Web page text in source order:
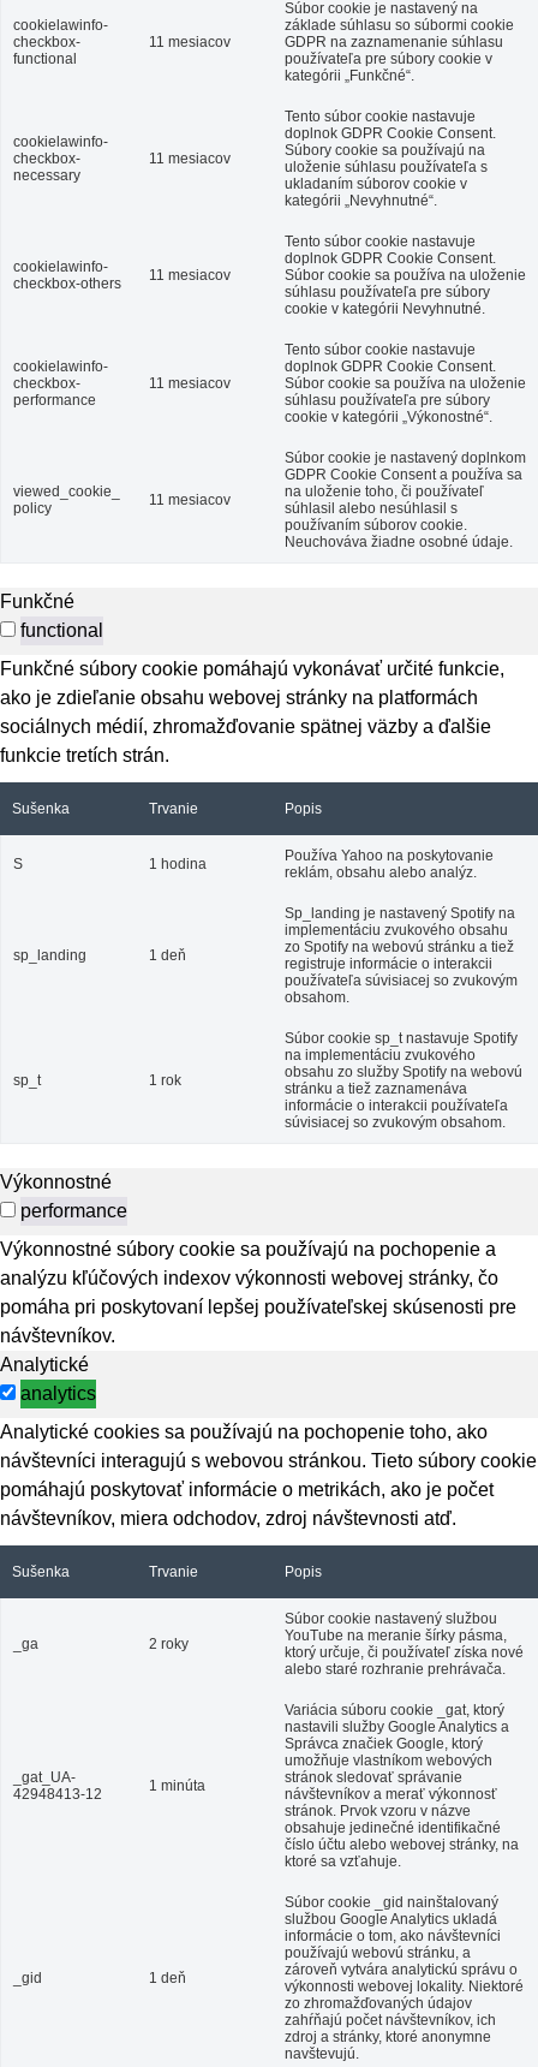
cookielawinfo-
checkbox-
functional
11 mesiacov
Súbor cookie je nastavený na
základe súhlasu so súbormi cookie
GDPR na zaznamenanie súhlasu
používateľa pre súbory cookie v
kategórii „Funkčné“.
cookielawinfo-
checkbox-
necessary
11 mesiacov
Tento súbor cookie nastavuje
doplnok GDPR Cookie Consent.
Súbory cookie sa používajú na
uloženie súhlasu používateľa s
ukladaním súborov cookie v
kategórii „Nevyhnutné“.
cookielawinfo-
checkbox-others
11 mesiacov
Tento súbor cookie nastavuje
doplnok GDPR Cookie Consent.
Súbor cookie sa používa na uloženie
súhlasu používateľa pre súbory
cookie v kategórii Nevyhnutné.
cookielawinfo-
checkbox-
performance
11 mesiacov
Tento súbor cookie nastavuje
doplnok GDPR Cookie Consent.
Súbor cookie sa používa na uloženie
súhlasu používateľa pre súbory
cookie v kategórii „Výkonostné“.
viewed_cookie_
policy
11 mesiacov
Súbor cookie je nastavený doplnkom
GDPR Cookie Consent a používa sa
na uloženie toho, či používateľ
súhlasil alebo nesúhlasil s
používaním súborov cookie.
Neuchováva žiadne osobné údaje.
Funkčné
functional
Funkčné súbory cookie pomáhajú vykonávať určité funkcie,
ako je zdieľanie obsahu webovej stránky na platformách
sociálnych médií, zhromažďovanie spätnej väzby a ďalšie
funkcie tretích strán.
Sušenka Trvanie Popis
S 1 hodina
Používa Yahoo na poskytovanie
reklám, obsahu alebo analýz.
sp_landing 1 deň
Sp_landing je nastavený Spotify na
implementáciu zvukového obsahu
zo Spotify na webovú stránku a tiež
registruje informácie o interakcii
používateľa súvisiacej so zvukovým
obsahom.
sp_t 1 rok
Súbor cookie sp_t nastavuje Spotify
na implementáciu zvukového
obsahu zo služby Spotify na webovú
stránku a tiež zaznamenáva
informácie o interakcii používateľa
súvisiacej so zvukovým obsahom.
Výkonnostné
performance
Výkonnostné súbory cookie sa používajú na pochopenie a
analýzu kľúčových indexov výkonnosti webovej stránky, čo
pomáha pri poskytovaní lepšej používateľskej skúsenosti pre
návštevníkov.
Analytické
analytics
Analytické cookies sa používajú na pochopenie toho, ako
návštevníci interagujú s webovou stránkou. Tieto súbory cookie
pomáhajú poskytovať informácie o metrikách, ako je počet
návštevníkov, miera odchodov, zdroj návštevnosti atď.
Sušenka Trvanie Popis
_ga 2 roky
Súbor cookie nastavený službou
YouTube na meranie šírky pásma,
ktorý určuje, či používateľ získa nové
alebo staré rozhranie prehrávača.
_gat_UA-
42948413-12
1 minúta
Variácia súboru cookie _gat, ktorý
nastavili služby Google Analytics a
Správca značiek Google, ktorý
umožňuje vlastníkom webových
stránok sledovať správanie
návštevníkov a merať výkonnosť
stránok. Prvok vzoru v názve
obsahuje jedinečné identifikačné
číslo účtu alebo webovej stránky, na
ktoré sa vzťahuje.
_gid 1 deň
Súbor cookie _gid nainštalovaný
službou Google Analytics ukladá
informácie o tom, ako návštevníci
používajú webovú stránku, a
zároveň vytvára analytickú správu o
výkonnosti webovej lokality. Niektoré
zo zhromažďovaných údajov
zahŕňajú počet návštevníkov, ich
zdroj a stránky, ktoré anonymne
navštevujú.